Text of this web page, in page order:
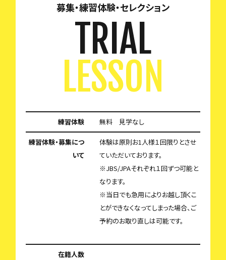
募集・練習体験・セレクション
TRIAL
LESSON
練習体験 無料 見学なし
練習体験・募集につ
いて
体験は原則お1人様１回限りとさせ
ていただいております。
※JBS/JPAそれぞれ１回ずつ可能と
なります。
※当日でも急用によりお越し頂くこ
とができなくなってしまった場合、ご
予約のお取り直しは可能です。
在籍人数